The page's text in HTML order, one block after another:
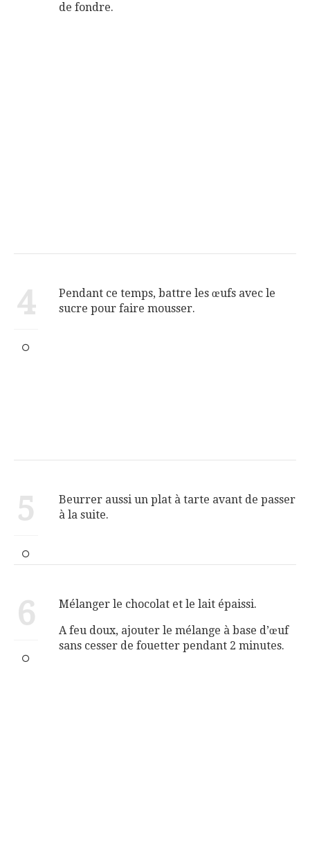
de fondre.
4
Pendant ce temps, battre les œufs avec le
sucre pour faire mousser.
5
Beurrer aussi un plat à tarte avant de passer
à la suite.
6
Mélanger le chocolat et le lait épaissi.
A feu doux, ajouter le mélange à base d’œuf
sans cesser de fouetter pendant 2 minutes.